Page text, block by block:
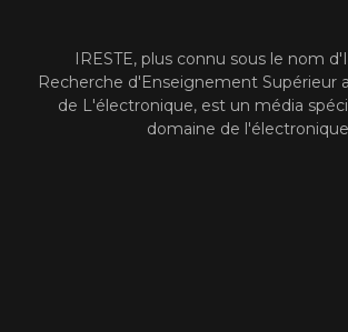
IRESTE, plus connu sous le nom
Recherche d'Enseignement Supérieur
de L'électronique, est un média
domaine de